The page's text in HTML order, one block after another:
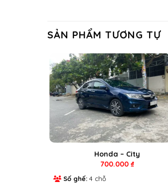
SẢN PHẨM TƯƠNG TỰ
Honda – City
700.000 ₫
Số ghế: 4 chỗ